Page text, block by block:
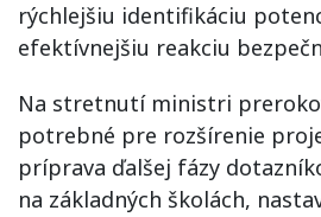
rýchlejšiu identifikáciu
efektívnejšiu reakciu
Na stretnutí ministri
potrebné pre rozšírenie
príprava ďalšej fázy
na základných školách,